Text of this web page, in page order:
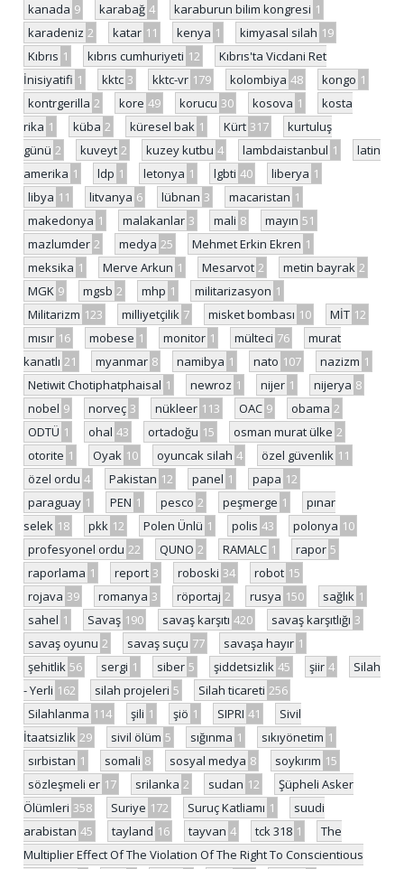
kanada 9 karabağ 4 karaburun bilim kongresi 1
karadeniz 2 katar 11 kenya 1 kimyasal silah 19
Kıbrıs 1 kıbrıs cumhuriyeti 12
Kıbrıs'ta Vicdani Ret
İnisiyatifi 1 kktc 3 kktc-vr 179 kolombiya 48 kongo 1
kontrgerilla 2 kore 49 korucu 30 kosova 1
kosta
rika 1 küba 2 küresel bak 1 Kürt 317
kurtuluş
günü 2 kuveyt 2 kuzey kutbu 4 lambdaistanbul 1
latin
amerika 1 ldp 1 letonya 1 lgbti 40 liberya 1
libya 11 litvanya 6 lübnan 3 macaristan 1
makedonya 1 malakanlar 3 mali 8 mayın 51
mazlumder 2 medya 25 Mehmet Erkin Ekren 1
meksika 1 Merve Arkun 1 Mesarvot 2 metin bayrak 2
MGK 9 mgsb 2 mhp 1 militarizasyon 1
Militarizm 123 milliyetçilik 7 misket bombası 10 MİT 12
mısır 16 mobese 1 monitor 1 mülteci 76
murat
kanatlı 21 myanmar 8 namibya 1 nato 107 nazizm 1
Netiwit Chotiphatphaisal 1 newroz 1 nijer 1 nijerya 8
nobel 9 norveç 3 nükleer 113 OAC 9 obama 2
ODTÜ 1 ohal 43 ortadoğu 15 osman murat ülke 2
otorite 1 Oyak 10 oyuncak silah 4 özel güvenlik 11
özel ordu 4 Pakistan 12 panel 1 papa 12
paraguay 1 PEN 1 pesco 2 peşmerge 1
pınar
selek 18 pkk 12 Polen Ünlü 1 polis 43 polonya 10
profesyonel ordu 22 QUNO 2 RAMALC 1 rapor 5
raporlama 1 report 3 roboski 34 robot 15
rojava 39 romanya 3 röportaj 2 rusya 150 sağlık 1
sahel 1 Savaş 190 savaş karşıtı 420 savaş karşıtlığı 3
savaş oyunu 2 savaş suçu 77 savaşa hayır 1
şehitlik 56 sergi 1 siber 5 şiddetsizlik 45 şiir 4
Silah
- Yerli 162 silah projeleri 5 Silah ticareti 256
Silahlanma 114 şili 1 şiö 1 SIPRI 41
Sivil
İtaatsizlik 29 sivil ölüm 5 sığınma 1 sıkıyönetim 1
sırbistan 1 somali 8 sosyal medya 8 soykırım 15
sözleşmeli er 17 srilanka 2 sudan 12
Şüpheli Asker
Ölümleri 358 Suriye 172 Suruç Katliamı 1
suudi
arabistan 45 tayland 16 tayvan 4 tck 318 1
The
Multiplier Effect Of The Violation Of The Right To Conscientious